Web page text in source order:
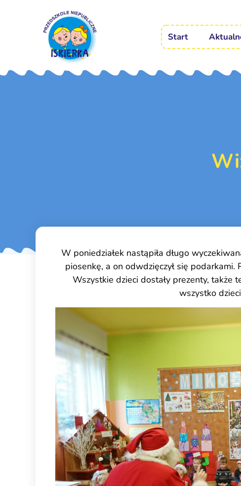
Start
W poniedziałek nastąpiła długo
piosenkę, a on odwdzięczył się
Wszystkie dzieci dostały prezenty, także
wszystko